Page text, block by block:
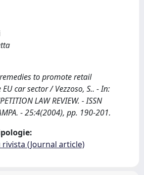
to promote retail
car sector / Vezzoso, S.. - In:
LAW REVIEW. - ISSN
- 25:4(2004), pp. 190-201.
(Journal article)